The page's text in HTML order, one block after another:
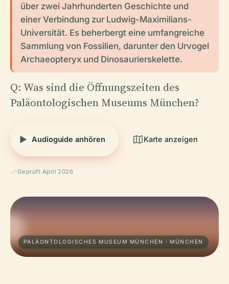
über zwei Jahrhunderten Geschichte und
einer Verbindung zur Ludwig-Maximilians-
Universität. Es beherbergt eine umfangreiche
Sammlung von Fossilien, darunter den Urvogel
Archaeopteryx und Dinosaurierskelette.
Q: Was sind die Öffnungszeiten des
Paläontologischen Museums München?
Audioguide anhören Karte anzeigen
Geprüft April 2026
PALÄONTOLOGISCHES MUSEUM MÜNCHEN · MÜNCHEN